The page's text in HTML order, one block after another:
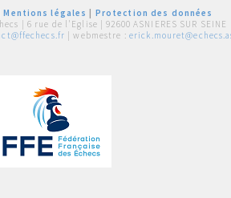
Mentions légales
Protection des données
| 6 rue de l'Eglise | 92600 ASNIERES SUR SEINE
| webmestre :